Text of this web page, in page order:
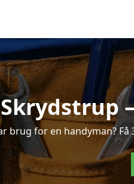
brug for en handyman?